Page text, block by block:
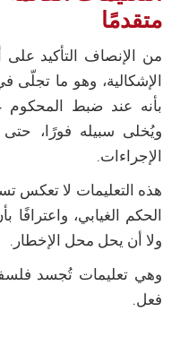
متقدمًا
من الإنصاف التأكيد على
الإشكالية، وهو ما
بأنه عند ضبط المحكوم
ويُخلى سبيله فورًا،
الإجراءات.
هذه التعليمات لا تعكس
الحكم الغيابي، واعترافًا
ولا أن يحل محل الإخطار.
وهي تعليمات تُجسد
فعل.